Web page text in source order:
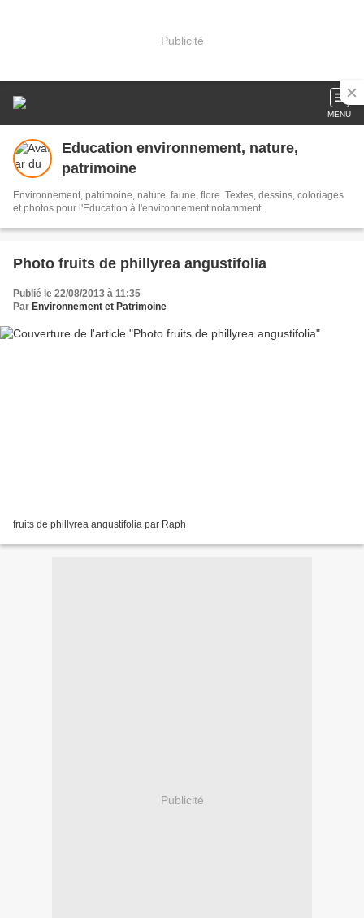
Publicité
MENU
Education environnement, nature,
patrimoine
Environnement, patrimoine, nature, faune, flore. Textes, dessins, coloriages
et photos pour l'Education à l'environnement notamment.
Photo fruits de phillyrea angustifolia
Publié le 22/08/2013 à 11:35
Par Environnement et Patrimoine
fruits de phillyrea angustifolia par Raph
Publicité